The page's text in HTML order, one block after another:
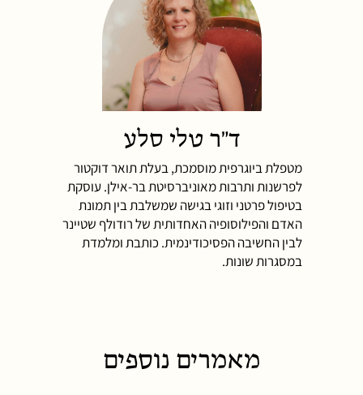
ד"ר טלי סלע
מטפלת ביוגרפית מוסמכת, בעלת תואר דוקטור
לפרשנות ותרבות מאוניברסיטת בר-אילן. עוסקת
בטיפול פרטני וזוגי בגישה שמשלבת בין תמונת
האדם והפילוסופיה האחדותית של רודולף שטיינר
לבין החשיבה הפסיכודינמית. כותבת ומלמדת
במסגרות שונות.
מאמרים נוספים